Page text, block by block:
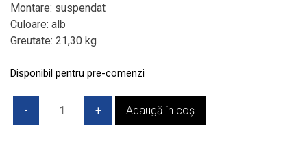
3.184,00 lei.
Montare: suspendat
Culoare: alb
Greutate: 21,30 kg
Disponibil pentru pre-comenzi
Cantitate
Adaugă în coș